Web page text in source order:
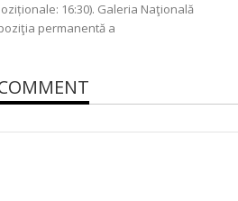
16:30). Galeria Naţională
permanentă a